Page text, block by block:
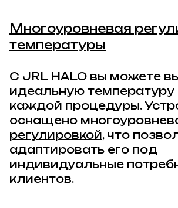
Многоуровневая
температуры
С JRL HALO вы можете
идеальную температуру
каждой процедуры.
оснащено
регулировкой, что
адаптировать его под
индивидуальные
клиентов.